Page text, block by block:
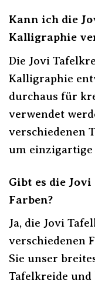
Kann ich die
Kalligraphie
Die Jovi
Kalligraphie
durchaus für
verwendet
verschiedenen
um einzigartige
Gibt es die
Farben?
Ja, die Jovi
verschiedenen
Sie unser
Tafelkreide und